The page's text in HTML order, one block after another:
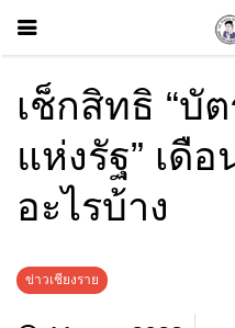
เช็กสิทธิ “บั
แห่งรัฐ” เดื
อะไรบ้าง
ข่าวเชียงราย